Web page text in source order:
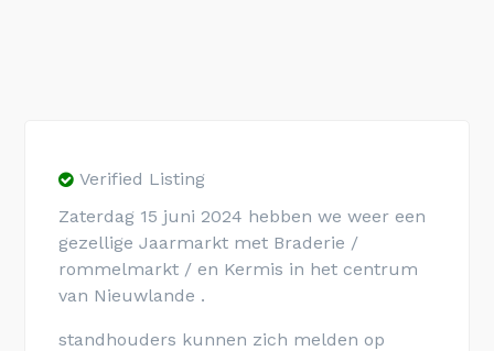
Verified Listing
Zaterdag 15 juni 2024 hebben we weer een
gezellige Jaarmarkt met Braderie /
rommelmarkt / en Kermis in het centrum
van Nieuwlande .
standhouders kunnen zich melden op